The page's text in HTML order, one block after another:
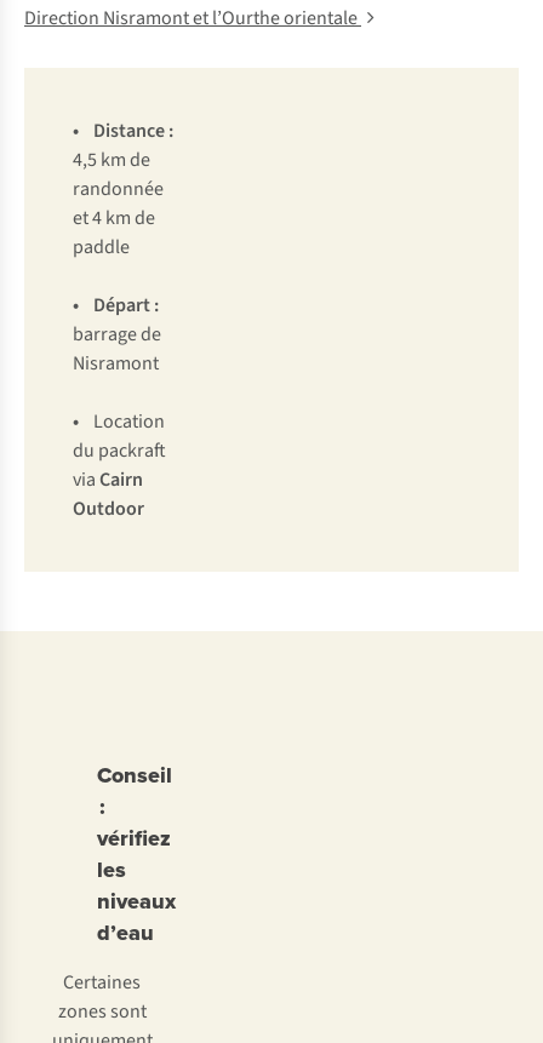
Direction Nisramont et l’Ourthe orientale
• Distance :
4,5 km de
randonnée
et 4 km de
paddle
• Départ :
barrage de
Nisramont
• Location
du packraft
viaCairn
Outdoor
Conseil
:
vérifiez
les
niveaux
d’eau
Certaines
zones sont